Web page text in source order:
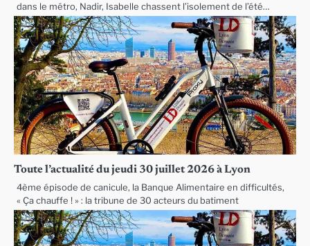
dans le métro, Nadir, Isabelle chassent l’isolement de l’été…
Toute l’actualité du jeudi 30 juillet 2026 à Lyon
4ème épisode de canicule, la Banque Alimentaire en difficultés,
« Ça chauffe ! » : la tribune de 30 acteurs du batiment